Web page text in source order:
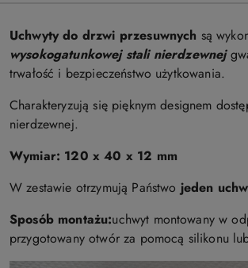
Uchwyty do drzwi przesuwnych są
wysokogatunkowej stali nierdzewnej
trwałość i bezpieczeństwo użytkowania.
Charakteryzują się pięknym designem
nierdzewnej.
Wymiar: 120 x 40 x 12 mm
W zestawie otrzymują Państwo jeden
Sposób montażu:uchwyt montowany w
przygotowany otwór za pomocą silikonu